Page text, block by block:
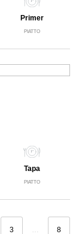
Primer
PIATTO
Tapa
PIATTO
3 … 8